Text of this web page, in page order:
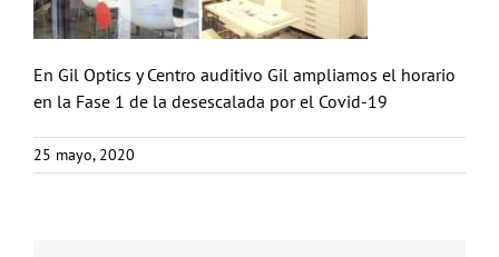
En Gil Optics y Centro auditivo Gil ampliamos el horario
en la Fase 1 de la desescalada por el Covid-19
25 mayo, 2020